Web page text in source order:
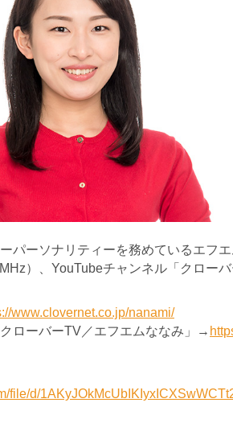
パーソナリティーを務めているエフ
）、YouTubeチャンネル「クロー
www.clovernet.co.jp/nanami/
ローバーTV／エフエムななみ」→
file/d/